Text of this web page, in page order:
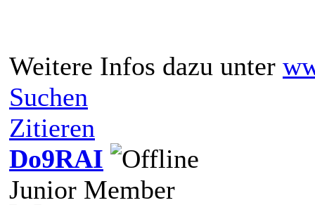
Weitere Infos dazu unter
Suchen
Zitieren
Do9RAI
Junior Member